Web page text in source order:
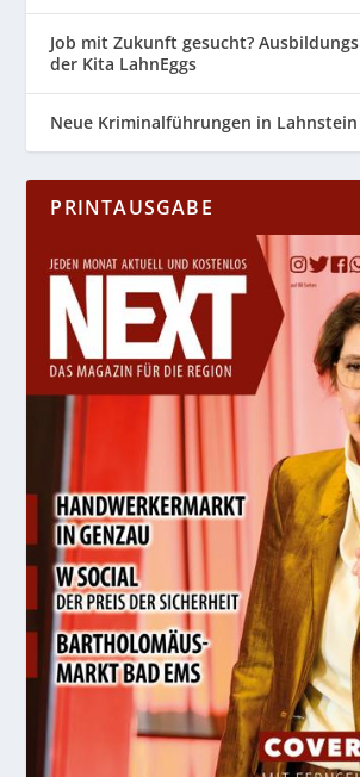
Job mit Zukunft gesucht?
der Kita LahnEggs
Neue Kriminalführungen in Lahnstein
PRINTAUSGABE